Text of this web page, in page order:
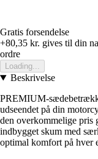
Gratis forsendelse
+80,35 kr. gives til din
ordre
Loading...
Beskrivelse
PREMIUM-
udseendet på din
den overkommelige pris
indbygget skum med
optimal komfort på hver